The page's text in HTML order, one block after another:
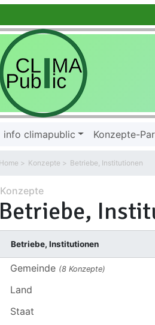
info climapublic Konzepte-
Home Konzepte Betriebe, Institutionen
Konzepte
Betriebe,
Betriebe, Institutionen
Gemeinde (8 Konzepte)
Land
Staat